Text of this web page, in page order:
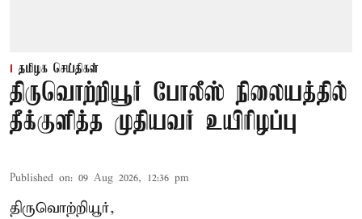
தமிழக செய்திகள்
திருவொற்றியூர் போலீஸ் நிலையத்தில்
தீக்குளித்த முதியவர் உயிரிழப்பு
Published on: 09 Aug 2026, 12:36 pm
திருவொற்றியூர்,